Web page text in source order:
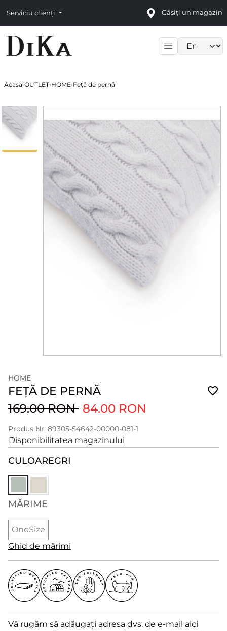
Serviciu clienți Găsiți un magazin
Acasă›OUTLET›HOME›Feță de pernă
HOME
FEȚĂ DE PERNĂ
169.00 RON 84.00 RON
Produs Nr: 89305-54642-00000-081-1
Disponibilitatea magazinului
CULOAREGRI
MĂRIME
OneSize
Ghid de mărimi
Vă rugăm să adăugați adresa dvs. de e-mail aici